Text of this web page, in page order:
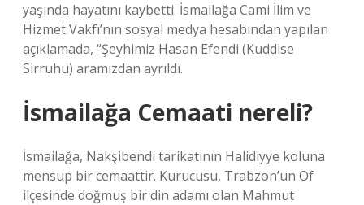
yaşında hayatını kaybetti. İsmailağa Cami İlim ve
Hizmet Vakfı’nın sosyal medya hesabından yapılan
açıklamada, “Şeyhimiz Hasan Efendi (Kuddise
Sirruhu) aramızdan ayrıldı.
İsmailağa Cemaati nereli?
İsmailağa, Nakşibendi tarikatının Halidiyye koluna
mensup bir cemaattir. Kurucusu, Trabzon’un Of
ilçesinde doğmuş bir din adamı olan Mahmut